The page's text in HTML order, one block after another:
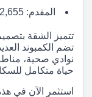
المقدم: 62,655 جنيه مصري
تتميز الشقة
تضم الكمبوند
نوادي صحية،
حياة متكامل
استثمر الآن في